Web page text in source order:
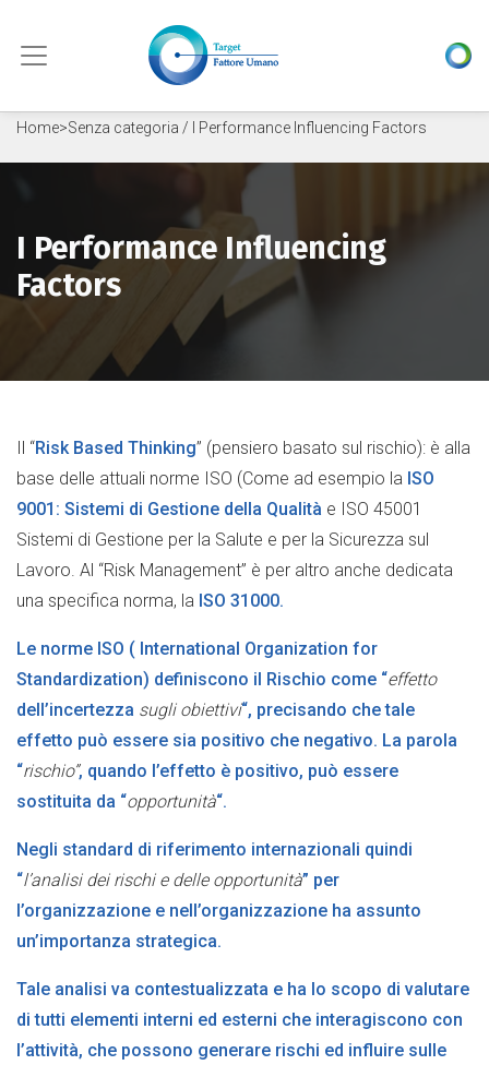
Home>Senza categoria / I Performance Influencing Factors
I Performance Influencing
Factors
Il “Risk Based Thinking” (pensiero basato sul rischio): è alla
base delle attuali norme ISO (Come ad esempio la ISO
9001: Sistemi di Gestione della Qualità e ISO 45001
Sistemi di Gestione per la Salute e per la Sicurezza sul
Lavoro. Al “Risk Management” è per altro anche dedicata
una specifica norma, la ISO 31000.
Le norme ISO ( International Organization for
Standardization) definiscono il Rischio come “effetto
dell’incertezza sugli obiettivi“, precisando che tale
effetto può essere sia positivo che negativo. La parola
“rischio”, quando l’effetto è positivo, può essere
sostituita da “opportunità“.
Negli standard di riferimento internazionali quindi
“l’analisi dei rischi e delle opportunità” per
l’organizzazione e nell’organizzazione ha assunto
un’importanza strategica.
Tale analisi va contestualizzata e ha lo scopo di valutare
di tutti elementi interni ed esterni che interagiscono con
l’attività, che possono generare rischi ed influire sulle